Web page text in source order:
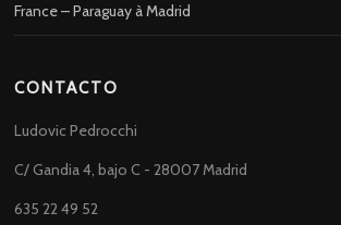
France – Paraguay à Madrid
CONTACTO
Ludovic Pedrocchi
C/ Gandia 4, bajo C - 28007 Madrid
635 22 49 52